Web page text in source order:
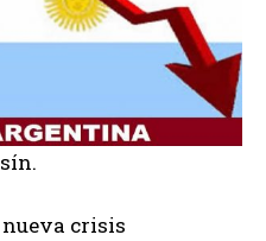
crisis